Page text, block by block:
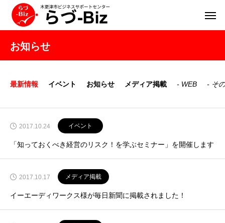
お知らせ
最新情報 イベント お知らせ メディア掲載 WEB そ
2017.10.24 イベント
「知っておくべき経営のリスク！を学ぶセミナー」を開催します
2017.10.17 メディア掲載
イーエーディワークス様が毎日新聞に掲載されました！